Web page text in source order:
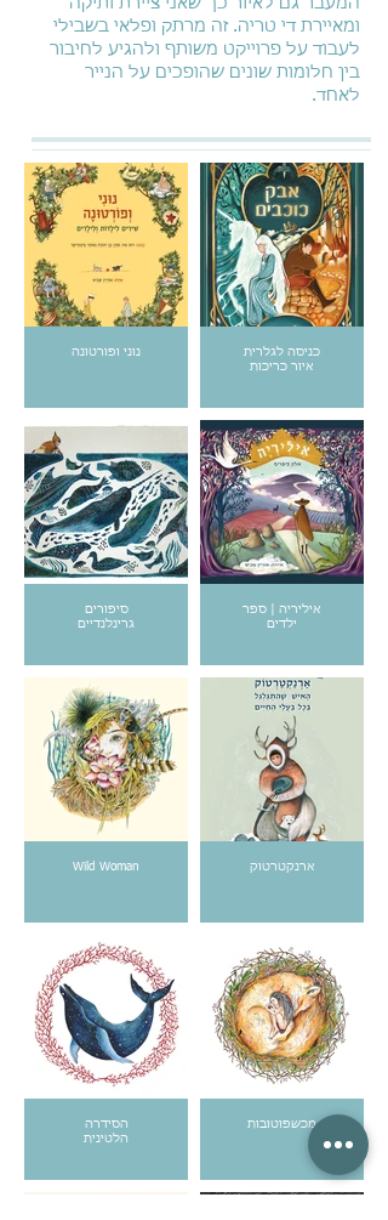
המעבר גם לאיור כך שאני ציירת ותיקה
ומאיירת די טריה. זה מרתק ופלאי בשבילי
לעבוד על פרוייקט משותף ולהגיע לחיבור
בין חלומות שונים שהופכים על הנייר
לאחד.
כניסה לגלרית
איור כריכות
נוני ופורטונה
איליריה | ספר
ילדים
סיפורים
גרינלנדיים
ארנקטרטוק Wild Woman
מכשפוטובות
הסידרה
הלטינית